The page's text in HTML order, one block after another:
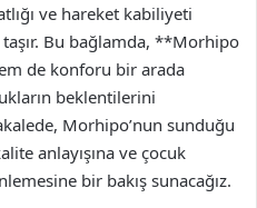
ve hareket kabiliyeti
Bu bağlamda, **Morhipo
de konforu bir arada
beklentilerini
Morhipo’nun sunduğu
anlayışına ve çocuk
bir bakış sunacağız.